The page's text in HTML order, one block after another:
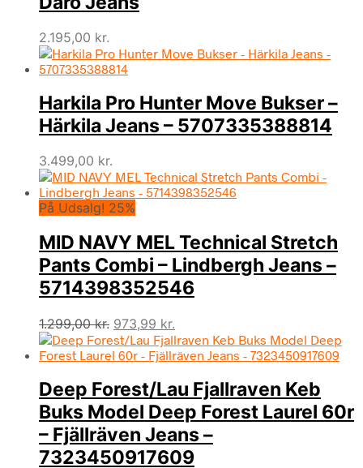
2.195,00 kr.
Harkila Pro Hunter Move Bukser –
Härkila Jeans – 5707335388814
3.499,00 kr.
På Udsalg! 25%
MID NAVY MEL Technical Stretch
Pants Combi – Lindbergh Jeans –
5714398352546
1.299,00kr. Den
oprindelige
pris
1.299,00 kr..
973,99 kr.
aktuelle
pris
973,99 kr..
Deep Forest/Lau Fjallraven Keb
Buks Model Deep Forest Laurel 60r
– Fjällräven Jeans –
7323450917609